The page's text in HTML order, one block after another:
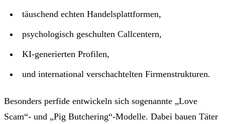
täuschend echten Handelsplattformen,
psychologisch geschulten Callcentern,
KI-generierten Profilen,
und international verschachtelten Firmenstrukturen.
Besonders perfide entwickeln sich sogenannte „Love
Scam“- und „Pig Butchering“-Modelle. Dabei bauen Täter